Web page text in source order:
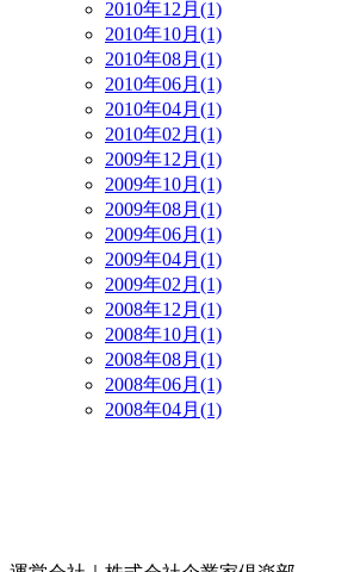
2010年12月(1)
2010年10月(1)
2010年08月(1)
2010年06月(1)
2010年04月(1)
2010年02月(1)
2009年12月(1)
2009年10月(1)
2009年08月(1)
2009年06月(1)
2009年04月(1)
2009年02月(1)
2008年12月(1)
2008年10月(1)
2008年08月(1)
2008年06月(1)
2008年04月(1)